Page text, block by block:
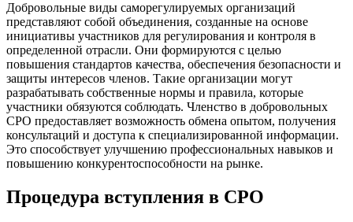
Добровольные виды саморегулируемых организаций
представляют собой объединения, созданные на основе
инициативы участников для регулирования и контроля в
определенной отрасли. Они формируются с целью
повышения стандартов качества, обеспечения безопасности и
защиты интересов членов. Такие организации могут
разрабатывать собственные нормы и правила, которые
участники обязуются соблюдать. Членство в добровольных
СРО предоставляет возможность обмена опытом, получения
консультаций и доступа к специализированной информации.
Это способствует улучшению профессиональных навыков и
повышению конкурентоспособности на рынке.
Процедура вступления в СРО